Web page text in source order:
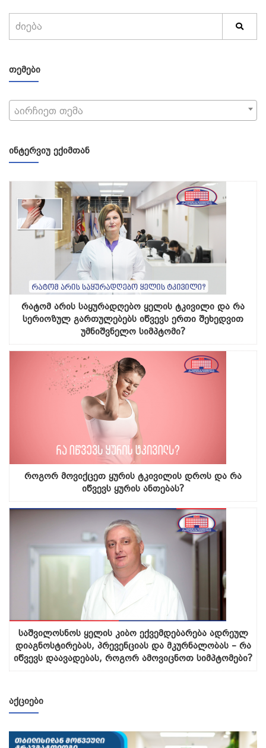
ᲗᲔᲛᲔᲑᲘ
აირჩიეთ თემა
ᲘᲜᲢᲔᲠᲕᲘᲣ ᲔᲥᲘᲛᲗᲐᲜ
რატომ არის საყურადღებო ყელის ტკივილი და რა
სერიოზულ გართულებებს იწვევს ერთი შეხედვით
უმნიშვნელო სიმპტომი?
როგორ მოვიქცეთ ყურის ტკივილის დროს და რა
იწვევს ყურის ანთებას?
საშვილოსნოს ყელის კიბო ექვემდებარება ადრეულ
დიაგნოსტირებას, პრევენციას და მკურნალობას – რა
იწვევს დაავადებას, როგორ ამოვიცნოთ სიმპტომები?
ᲐᲥᲪᲘᲔᲑᲘ